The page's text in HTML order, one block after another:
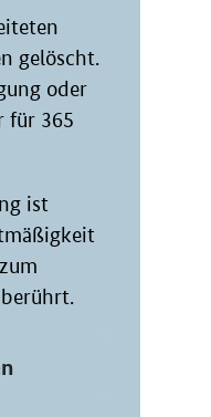
gelöscht.
oder
für 365
ist